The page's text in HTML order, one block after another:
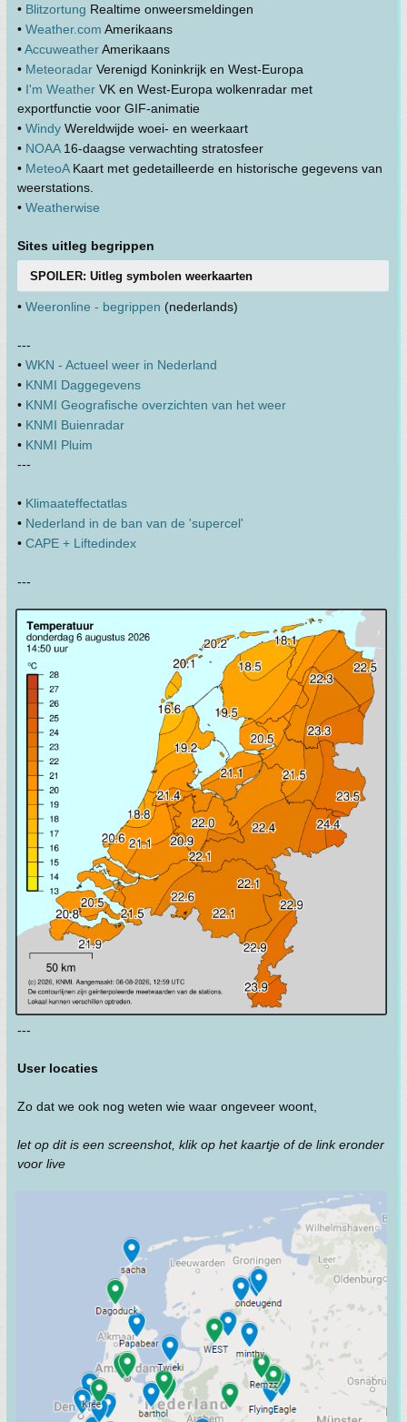
• Blitzortung Realtime onweersmeldingen
• Weather.com Amerikaans
•AccuweatherAmerikaans
• Meteoradar Verenigd Koninkrijk en West-Europa
• I'm Weather VK en West-Europa wolkenradar met
exportfunctie voor GIF-animatie
• Windy Wereldwijde woei- en weerkaart
• NOAA16-daagse verwachting stratosfeer
• MeteoAKaart met gedetailleerde en historische gegevens van
weerstations.
• Weatherwise
Sites uitleg begrippen
SPOILER: Uitleg symbolen weerkaarten
• Weeronline - begrippen (nederlands)
---
• WKN - Actueel weer in Nederland
• KNMI Daggegevens
• KNMI Geografische overzichten van het weer
• KNMI Buienradar
• KNMI Pluim
---
• Klimaateffectatlas
• Nederland in de ban van de 'supercel'
• CAPE + Liftedindex
---
---
User locaties
Zo dat we ook nog weten wie waar ongeveer woont,
let op dit is een screenshot, klik op het kaartje of de link eronder
voor live